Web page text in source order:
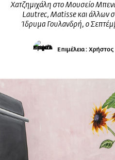
Χατζημιχάλη στο Μουσείο
Lautrec, Matisse και άλλων
Ίδρυμα Γουλανδρή, ο
Επιμέλεια: